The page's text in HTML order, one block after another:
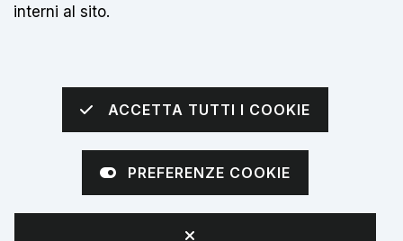
MUDEM e Banca
d'Italia per
l'accessibilità
interni al sito.
ACCETTA TUTTI I COOKIE
PREFERENZE COOKIE